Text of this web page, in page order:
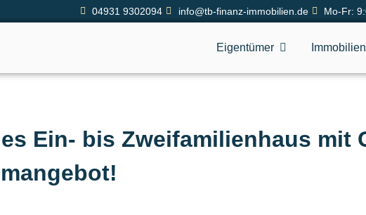
04931 9302094 info@tb-finanz-immobilien.de Mo-Fr:
Eigentümer
Ein- bis Zweifamilienhaus mit